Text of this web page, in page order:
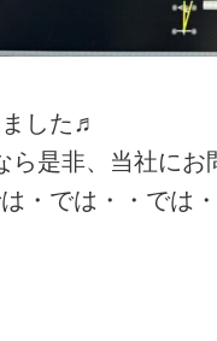
した♬
ら是非、当社に
では・・では・